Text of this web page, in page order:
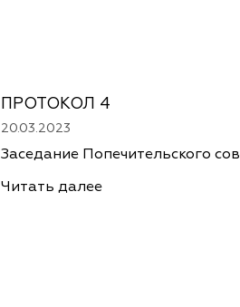
ПРОТОКОЛ 4
20.03.2023
Заседание Попечительского
Читать далее